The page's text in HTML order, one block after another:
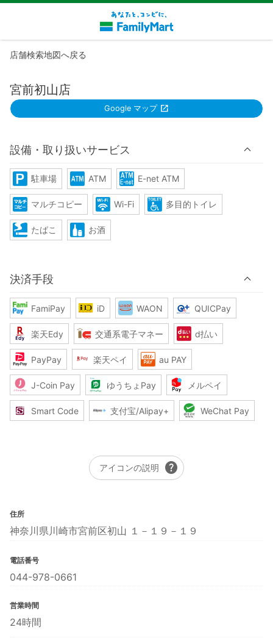
店舗検索地図へ戻る
宮前初山店
Google マップ
設備・取り扱いサービス
駐車場 ATM E-net ATM
マルチコピー Wi-Fi 多目的トイレ
たばこ お酒
決済手段
FamiPay iD WAON QUICPay
楽天Edy 交通系電子マネー d払い
PayPay 楽天ペイ au PAY
J-Coin Pay ゆうちょPay メルペイ
Smart Code 支付宝/Alipay+ WeChat Pay
アイコンの説明 help
住所
神奈川県川崎市宮前区初山 １－１９－１９
電話番号
044-978-0661
営業時間
24時間